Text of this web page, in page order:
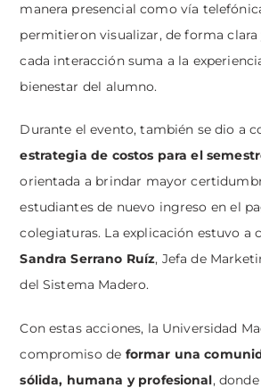
manera presencial como vía
permitieron visualizar, de forma clara
cada interacción suma a la
bienestar del alumno.
Durante el evento, también se dio a
estrategia de costos para el
orientada a brindar mayor
estudiantes de nuevo ingreso en el
colegiaturas. La explicación estuvo a
Sandra Serrano Ruíz, Jefa de
del Sistema Madero.
Con estas acciones, la Universidad
compromiso de formar una
sólida, humana y profesional,